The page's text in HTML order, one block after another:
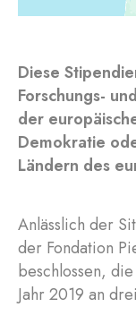
Diese
Forschungs-
der
Demokratie
Ländern des
Anlässlich der
der Fondation
beschlossen,
Jahr 2019 an